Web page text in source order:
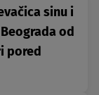
sinu i
od
pored